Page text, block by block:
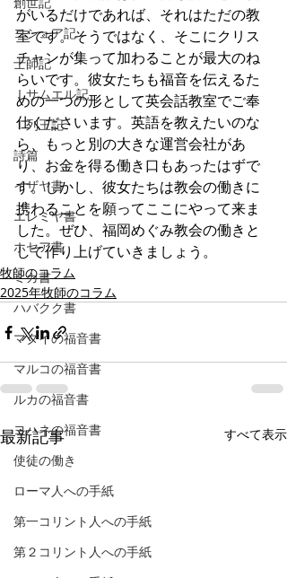
ヨシュア記
士師記
Ⅰサムエル記
Ⅰ列王記
詩篇
イザヤ書
エレミヤ書
ホセア書
ミカ書
ハバクク書
マタイの福音書
マルコの福音書
ルカの福音書
ヨハネの福音書
使徒の働き
ローマ人への手紙
第一コリント人への手紙
第２コリント人への手紙
がいるだけであれば、それはただの教
室です。そうではなく、そこにクリス
チャンが集って加わることが最大のね
らいです。彼女たちも福音を伝えるた
めの一つの形として英会話教室でご奉
仕くださいます。英語を教えたいのな
ら、もっと別の大きな運営会社があ
り、お金を得る働き口もあったはずで
す。しかし、彼女たちは教会の働きに
携わることを願ってここにやって来ま
した。ぜひ、福岡めぐみ教会の働きと
して作り上げていきましょう。
牧師のコラム
2025年牧師のコラム
最新記事 すべて表示